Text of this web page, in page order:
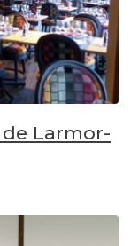
Larmor-